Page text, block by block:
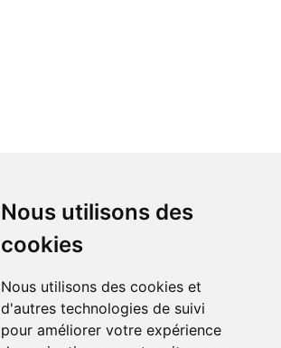
Nous utilisons des
cookies
Nous utilisons des cookies et
d'autres technologies de suivi
pour améliorer votre expérience